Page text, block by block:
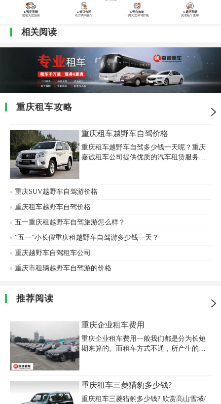
1.预定车辆
提前为您预留
2.签订合同
双方共同验车
3.开心旅途
一路为您保驾护航
4.退还车辆
完成租车使用
相关阅读
重庆租车攻略
重庆租车越野车自驾价格
重庆租车越野车自驾多少钱一天呢？重庆
嘉诚租车公司提供优质的汽车租赁服务：
门送车取车。重庆租车自驾越野SUV：丰
田普拉多、七座丰田兰德酷路泽、四门牧
马人、猛禽F150、路虎揽胜、保时捷、雷
自驾价格。
重庆SUV越野车自驾游价格
重庆租车越野车自驾价格
五一重庆租越野车自驾旅游怎么样？
“五一”小长假重庆租越野车自驾游多少钱一天？
重庆越野车自驾租车公司
重庆市租辆越野车自驾游的价格
推荐阅读
重庆企业租车费用
重庆企业租车费用一般我们都是分为长短
期来算的。而租车方式不通，所产生的费
定里程为两百公里)，而费用中不含路桥费
用、停车费用、司机餐费。二：重庆长期
重庆租车三菱猎豹多少钱?
重庆租车三菱猎豹多少钱? 欣赏高山雪域/